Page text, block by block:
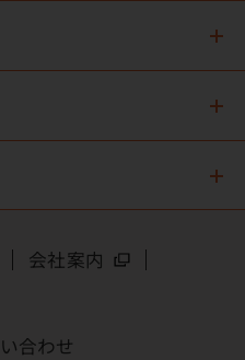
会社案内
合わせ